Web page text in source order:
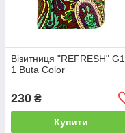
Візитниця "REFRESH"
1 Buta Color
230 ₴
Купити